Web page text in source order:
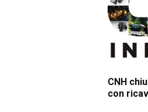
CNH
con